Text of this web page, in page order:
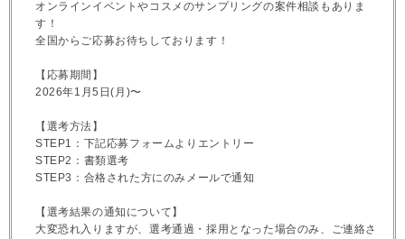
オンラインイベントやコスメのサンプリングの案件相談もありま
す！
全国からご応募お待ちしております！
【応募期間】
2026年1月5日(月)〜
【選考方法】
STEP1：下記応募フォームよりエントリー
STEP2：書類選考
STEP3：合格された方にのみメールで通知
【選考結果の通知について】
大変恐れ入りますが、選考通過・採用となった場合のみ、ご連絡さ